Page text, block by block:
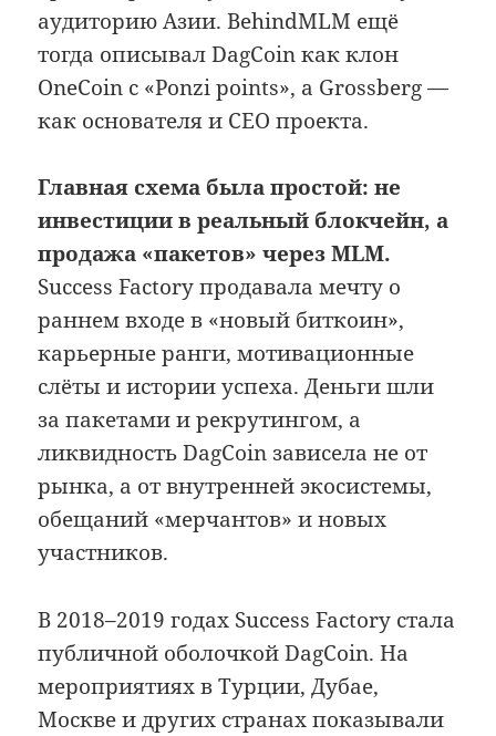
аудиторию Азии. BehindMLM ещё
тогда описывал DagCoin как клон
OneCoin с «Ponzi points», а Grossberg —
как основателя и CEO проекта.
Главная схема была простой: не
инвестиции в реальный блокчейн, а
продажа «пакетов» через MLM.
Success Factory продавала мечту о
раннем входе в «новый биткоин»,
карьерные ранги, мотивационные
слёты и истории успеха. Деньги шли
за пакетами и рекрутингом, а
ликвидность DagCoin зависела не от
рынка, а от внутренней экосистемы,
обещаний «мерчантов» и новых
участников.
В 2018–2019 годах Success Factory стала
публичной оболочкой DagCoin. На
мероприятиях в Турции, Дубае,
Москве и других странах показывали